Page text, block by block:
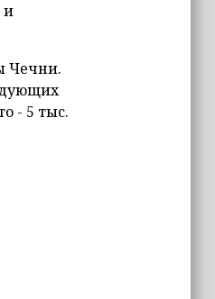
и
Чечни.
- 5 тыс.